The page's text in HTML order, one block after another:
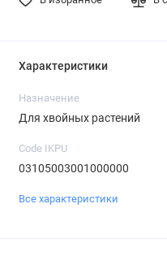
Характеристики
Назначение
Для хвойных растений
Code IKPU
03105003001000000
Все характеристики